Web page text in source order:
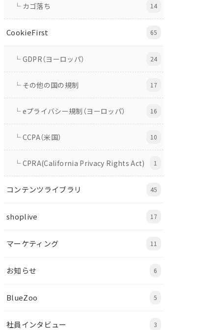
└ カゴ落ち 14
CookieFirst 65
└ GDPR（ヨーロッパ） 24
└ その他の国の規制 17
└ eプライバシー規制（ヨーロッパ） 16
└ CCPA（米国） 10
└ CPRA(California Privacy Rights Act) 1
コンテンツライブラリ 45
shoplive 17
マーケティング 11
お知らせ 6
BlueZoo 5
社員インタビュー 3